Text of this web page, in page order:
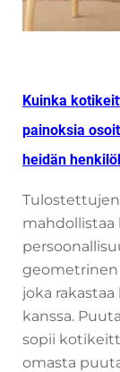
Kuinka
painoksia
heidän
joka
kanssa.
sopii
omasta